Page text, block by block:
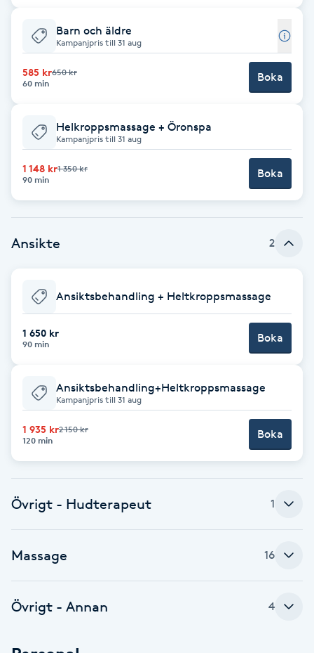
Face framing
Fet hårbotten
Fettreducering
Fillers
Fotmassage
Fotsvamp
Fotvård
Fransar
Fransborttagning
Fransförlängning Megavolym
Fransförlängning Volym
Barn och äldre
Kampanjpris till 31 aug
585 kr650 kr
60 min
Boka
Helkroppsmassage + Öronspa
Kampanjpris till 31 aug
1 148 kr1 350 kr
90 min
Boka
Ansikte 2
Ansiktsbehandling + Heltkroppsmassage
1 650 kr
90 min Boka
Ansiktsbehandling+Heltkroppsmassage
Kampanjpris till 31 aug
1 935 kr2 150 kr
120 min
Boka
Övrigt - Hudterapeut 1
Massage 16
Övrigt - Annan 4